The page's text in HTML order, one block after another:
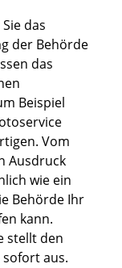
das
der Behörde
das
Beispiel
Vom
Ausdruck
wie ein
Behörde Ihr
kann.
stellt den
aus.